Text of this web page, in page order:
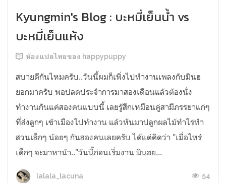
Kyungmin's Blog : บะหมี่เย็นน้ำ vs
บะหมี่เย็นแห้ง
ห้องแปลไทยของ happypuppy
สบายดีกันไหมครับ..วันนี้ผมก็เพิ่งไปทำงานเพลงกับมินฮ
ยอกมาครับ พอปลดประจำการมาสองเดือนแล้วต้องนั่ง
ทำงานกันแค่สองคนแบบนี้ เลยรู้สึกเหมือนคู่สามีภรรยาแก่ๆ
ที่ส่งลูกๆ เข้าเมืองไปทำงาน แล้วหันมาปลูกผลไม้ทำไร่ทำ
สวนเล็กๆ น้อยๆ กันสองคนเลยครับ ได้แต่คิดว่า "เมื่อไหร่
เด็กๆ จะมาหาน้า.."วันนี้ก่อนเริ่มงาน มินฮย...
lalala_lacuna 54